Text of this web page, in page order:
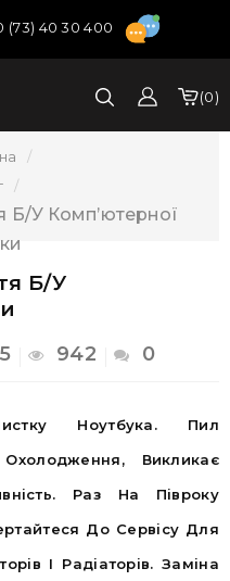
(73) 40 30 400
0
У Комп’ютерної
Б/У
942 0
Ноутбука. Пил
Викликає
Раз На Півроку
До Сервісу Для
І Радіаторів. Заміна